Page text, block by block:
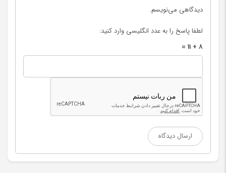
دیدگاهی می‌نویسم.
لطفا پاسخ را به عدد انگلیسی وارد کنید:
8 + 11 =